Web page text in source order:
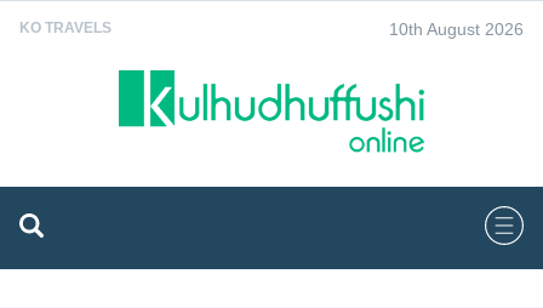
KO TRAVELS 10th August 2026